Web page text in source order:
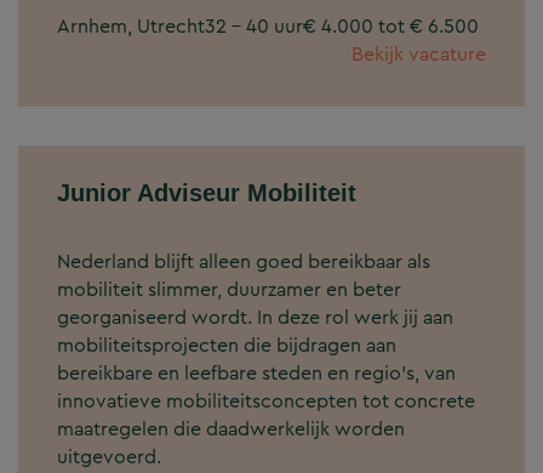
Arnhem, Utrecht32 - 40 uur€ 4.000 tot € 6.500
Bekijk vacature
Junior Adviseur Mobiliteit
Nederland blijft alleen goed bereikbaar als
mobiliteit slimmer, duurzamer en beter
georganiseerd wordt. In deze rol werk jij aan
mobiliteitsprojecten die bijdragen aan
bereikbare en leefbare steden en regio’s, van
innovatieve mobiliteitsconcepten tot concrete
maatregelen die daadwerkelijk worden
uitgevoerd.